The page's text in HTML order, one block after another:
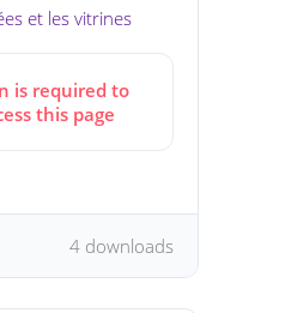
et les vitrines
is required to
this page
4 downloads